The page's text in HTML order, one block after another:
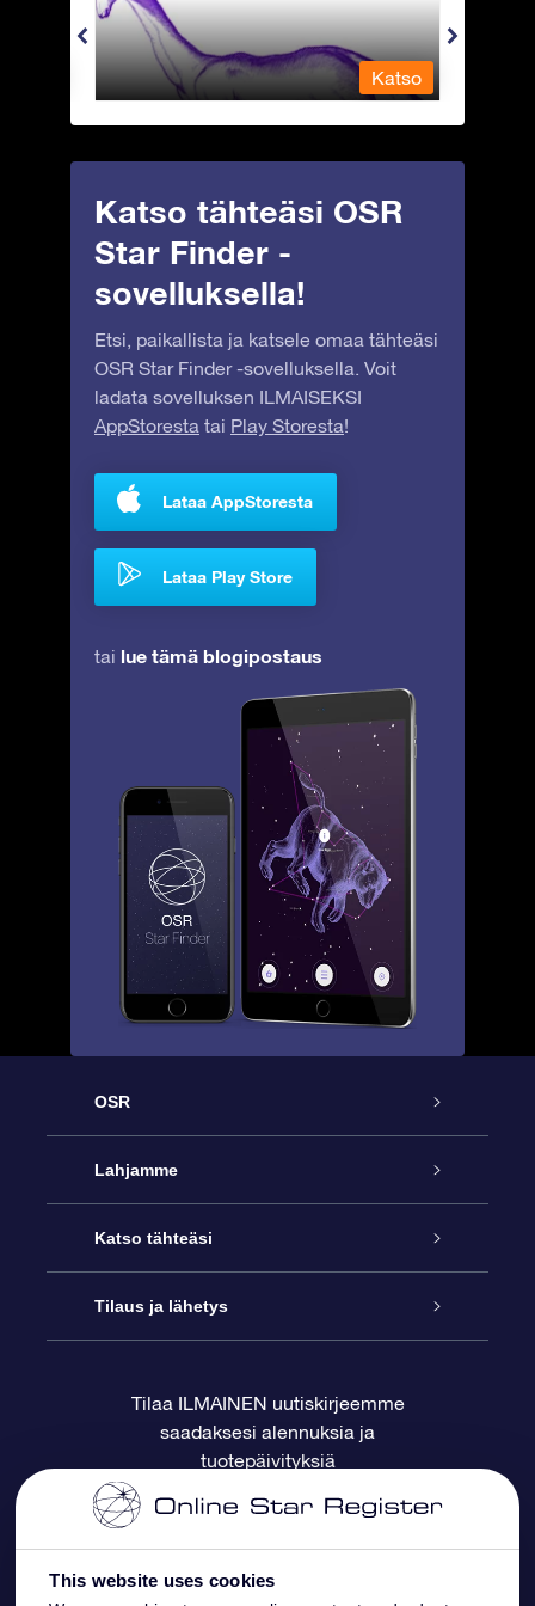
This website uses cookies
Katso
Katso tähteäsi OSR
Star Finder -
sovelluksella!
Etsi, paikallista ja katsele omaa tähteäsi
OSR Star Finder -sovelluksella. Voit
ladata sovelluksen ILMAISEKSI
AppStoresta tai Play Storesta!
Lataa AppStoresta
Lataa Play Store
tai lue tämä blogipostaus
OSR
Palvelu
Ota meihin yhteyttä
Blogi
Arvostelut
Lahjamme
Online Star -lahja
OSR-lahjapakkaus
OSR-lahjakortti
Yrityslahjat
Katso tähteäsi
Star Register
Henkilökohtainen Tähtisivu
One Million Stars
OSR -tähden tallennus
Tilaus ja lähetys
Maksutiedot
Toimitustiedot
Palautuskäytäntö
Tilaa ILMAINEN uutiskirjeemme
saadaksesi alennuksia ja
tuotepäivityksiä